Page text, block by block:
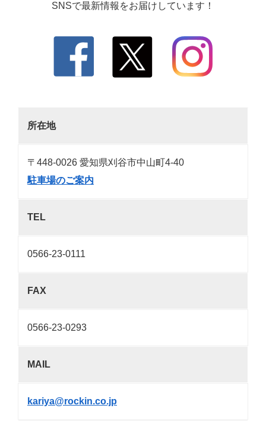
SNSで最新情報をお届けしています！
所在地
〒448-0026 愛知県刈谷市中山町4-40
駐車場のご案内
TEL
0566-23-0111
FAX
0566-23-0293
MAIL
kariya@rockin.co.jp